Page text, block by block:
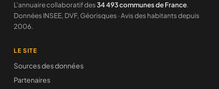
L'annuaire collaboratif des34 493 communes de France.
Données INSEE, DVF, Géorisques · Avis des habitants depuis
2006.
LE SITE
Sources des données
Partenaires